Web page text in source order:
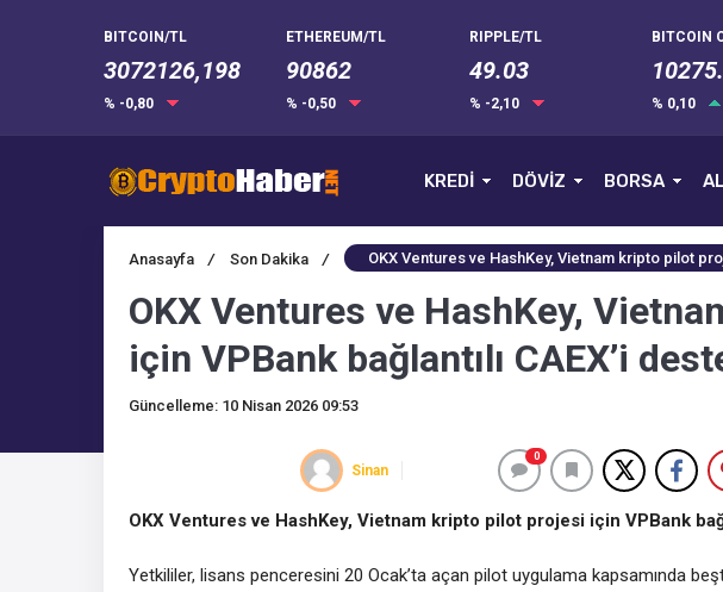
BITCOIN/TL
3072126,198
% -0,80
ETHEREUM/TL
90862
% -0,50
RIPPLE/TL
49.03
% -2,10
BITCOIN
% 0,10
KREDİ DÖVİZ BORSA
Anasayfa / Son Dakika / OKX Ventures ve HashKey, Vietnam kripto pilot
OKX Ventures ve HashKey,
için VPBank bağlantılı CAEX’i
Güncelleme: 10 Nisan 2026 09:53
Sinan
0
OKX Ventures ve HashKey, Vietnam kripto pilot projesi için VPBank
Yetkililer, lisans penceresini 20 Ocak’ta açan pilot uygulama kapsamında